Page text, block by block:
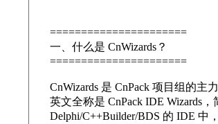
======================
一、什么是 CnWizards？
======================
CnWizards 是 CnPack 项目组的主
英文全称是 CnPack IDE Wizards
Delphi/C++Builder/BDS 的 IDE 中